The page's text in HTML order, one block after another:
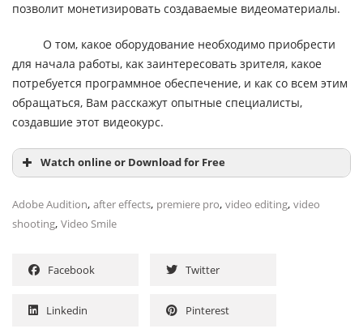
позволит монетизировать создаваемые видеоматериалы.
О том, какое оборудование необходимо приобрести
для начала работы, как заинтересовать зрителя, какое
потребуется программное обеспечение, и как со всем этим
обращаться, Вам расскажут опытные специалисты,
создавшие этот видеокурс.
Watch online or Download for Free
Adobe Audition, after effects, premiere pro, video editing, video
shooting, Video Smile
Facebook Twitter
Linkedin Pinterest